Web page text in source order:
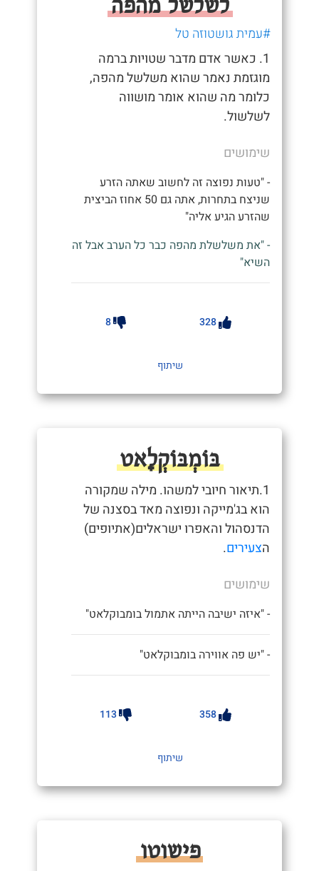
#עמית גושטוזה טל
1. כאשר אדם מדבר שטויות ברמה
מוגזמת נאמר שהוא משלשל מהפה,
כלומר מה שהוא אומר מושווה
לשלשול.
שימושים
- "טעות נפוצה זה לחשוב שאתה הזרע
שניצח בתחרות, אתה גם 50 אחוז הביצית
שהזרע הגיע אליה"
- "את משלשלת מהפה כבר כל הערב אבל זה
השיא"
328
8
שיתוף
בּוֹמְבּוֹקְלָאט
1.תיאור חיובי למשהו. מילה שמקורה
הוא בג'מייקה ונפוצה מאד בסצנה של
הדנסהול והאפרו ישראלים(אתיופים)
הצעירים.
שימושים
- "איזה ישיבה הייתה אתמול בומבוקלאט"
- "יש פה אווירה בומבוקלאט"
358
113
שיתוף
פישוטו